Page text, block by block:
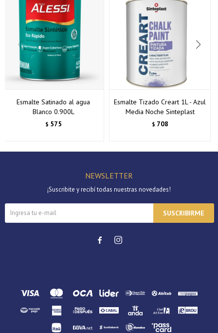
Esmalte Satinado al agua
Blanco 0.900L
$ 575
Esmalte Tizado Creart 1L - Azul
Media Noche Sinteplast
$ 708
NEWSLETTER
¡Suscribite y recibí todas nuestras novedades!
SUSCRIBIRME
 